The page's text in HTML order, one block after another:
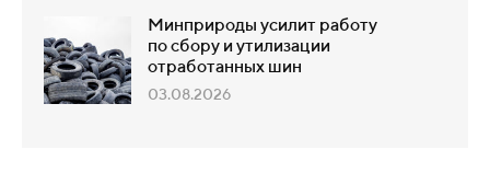
Минприроды усилит работу
по сбору и утилизации
отработанных шин
03.08.2026